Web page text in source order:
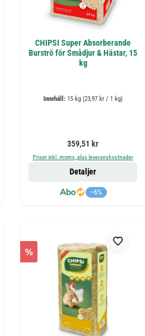
CHIPSI Super Absorberande
Burströ för Smådjur & Hästar, 15
kg
Innehåll: 15 kg (23,97 kr / 1 kg)
Ordinarie pris:
359,51 kr
Priser inkl. moms, plus leveranskostnader
−6%
Detaljer
%